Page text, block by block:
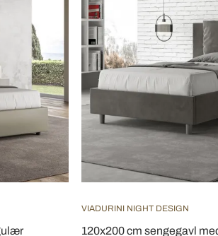
VIADURINI NIGHT DESIGN
120x200 cm sengegavl